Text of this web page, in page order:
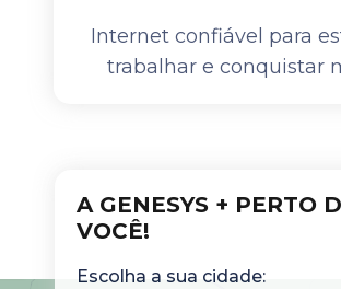
Internet confiável para
trabalhar e conquistar
A GENESYS + PERTO
VOCÊ!
Escolha a sua cidade: